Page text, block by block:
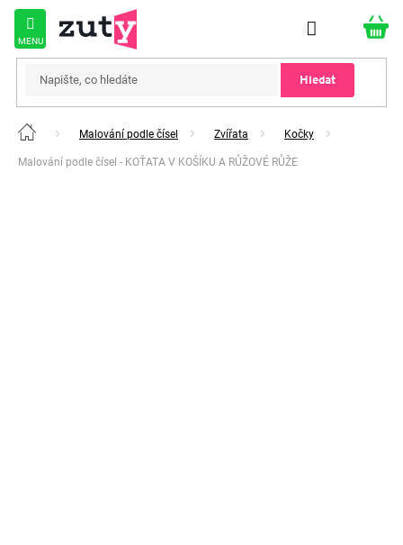
Přejít
obsah
Hledat
Domů Malování podle čísel Zvířata Kočky
Malování podle čísel - KOŤATA V KOŠÍKU A RŮŽOVÉ RŮŽE